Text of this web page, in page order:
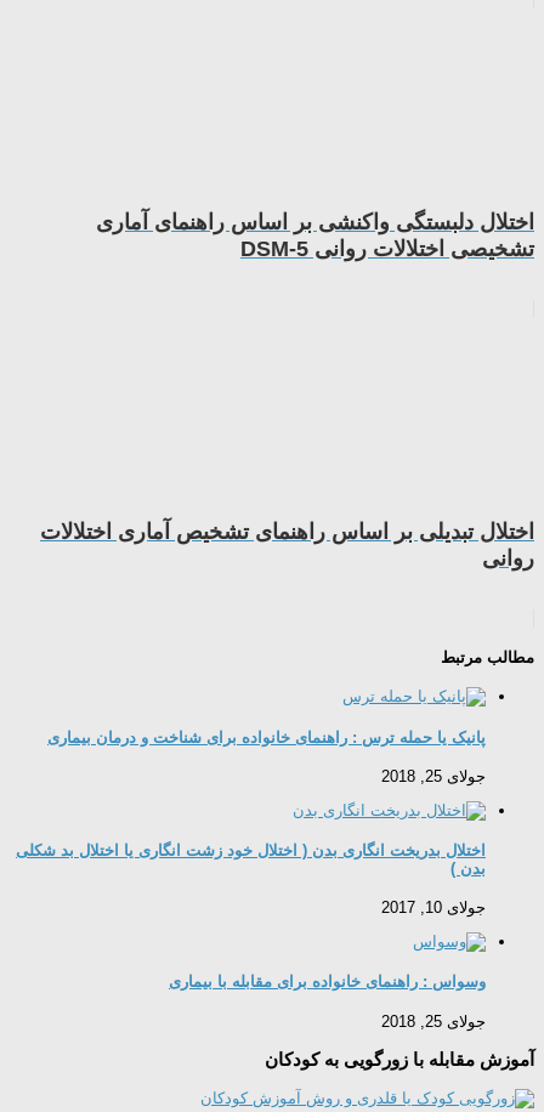
اختلال دلبستگی واکنشی بر اساس راهنمای آماری
تشخیصی اختلالات روانی DSM-5
اختلال تبدیلی بر اساس راهنمای تشخیص آماری اختلالات
روانی
مطالب مرتبط
پانیک یا حمله ترس : راهنمای خانواده برای شناخت و درمان بیماری
جولای 25, 2018
اختلال بدریخت انگاری بدن ( اختلال خود زشت‌ انگاری یا اختلال بد شکلی
بدن )
جولای 10, 2017
وسواس : راهنمای خانواده برای مقابله با بیماری
جولای 25, 2018
آموزش مقابله با زورگویی به کودکان